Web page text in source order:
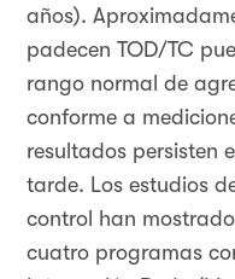
años).
padecen TOD/TC
rango normal de
conforme a
resultados persisten
tarde. Los estudios
control han
cuatro programas